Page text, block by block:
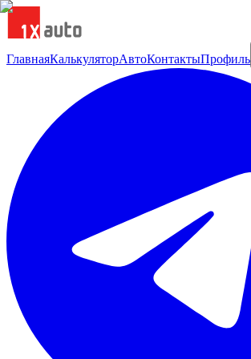
ГлавнаяКалькуляторАвтоКонтактыПрофиль